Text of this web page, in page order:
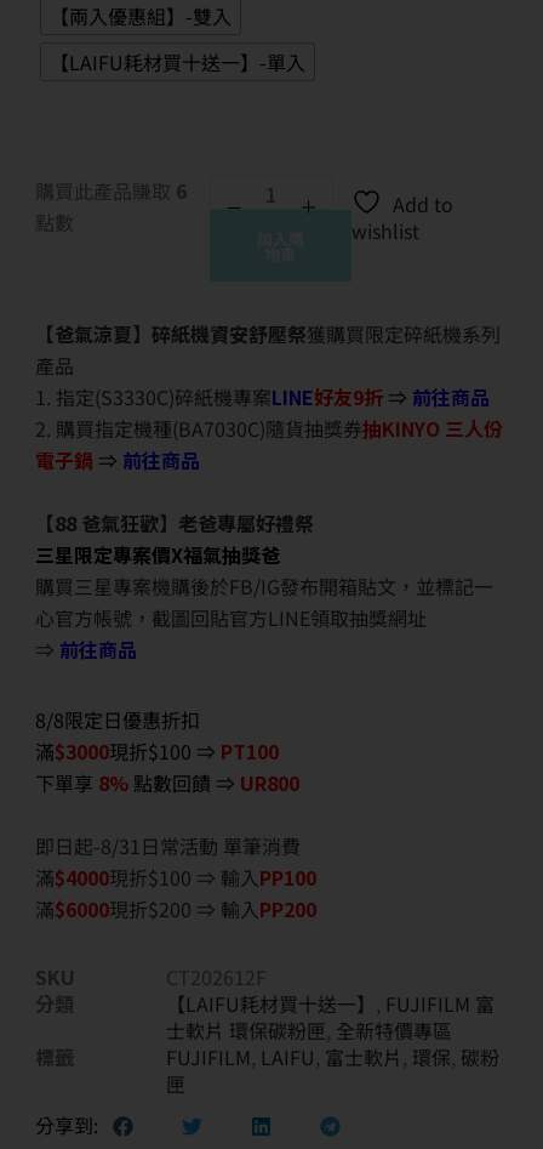
【兩入優惠組】-雙入
【LAIFU耗材買十送一】-單入
購買此產品賺取 6
點數
Add to
wishlist
【爸氣涼夏】碎紙機資安舒壓祭獲購買限定碎紙機系列
產品
1. 指定(S3330C)碎紙機專案LINE好友9折 ⇒ 前往商品
2. 購買指定機種(BA7030C)隨貨抽獎券抽KINYO 三人份
電子鍋 ⇒ 前往商品
【88 爸氣狂歡】老爸專屬好禮祭
三星限定專案價X福氣抽獎爸
購買三星專案機購後於FB/IG發布開箱貼文，並標記一
心官方帳號，截圖回貼官方LINE領取抽獎網址
⇒ 前往商品
8/8限定日優惠折扣
滿$3000現折$100 ⇒ PT100
下單享 8% 點數回饋 ⇒ UR800
即日起-8/31日常活動 單筆消費
滿$4000現折$100 ⇒ 輸入PP100
滿$6000現折$200 ⇒ 輸入PP200
SKU
CT202612F
分類
【LAIFU耗材買十送一】 , FUJIFILM 富
士軟片 環保碳粉匣, 全新特價專區
標籤
FUJIFILM, LAIFU, 富士軟片 , 環保, 碳粉
匣
分享到: